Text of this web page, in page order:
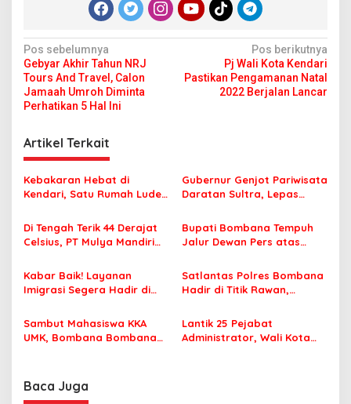
N
a
v
g
a
s
p
o
s
Pos sebelumnya
Gebyar Akhir Tahun NRJ
Tours And Travel, Calon
Jamaah Umroh Diminta
Perhatikan 5 Hal Ini
Pos berikutnya
Pj Wali Kota Kendari
Pastikan Pengamanan Natal
2022 Berjalan Lancar
Artikel Terkait
Kebakaran Hebat di
Kendari, Satu Rumah Ludes
Gubernur Genjot Pariwisata
Daratan Sultra, Lepas
Tiga Kabupaten Unggulan
Di Tengah Terik 44 Derajat
Celsius, PT Mulya Mandiri
Jamaah Tetap Sehat dan
Nyaman Beribadah
Bupati Bombana Tempuh
Jalur Dewan Pers atas
Korupsi Jembatan Cirauci II
Kabar Baik! Layanan
Imigrasi Segera Hadir di
Perlu Lagi ke Kendari
Satlantas Polres Bombana
Hadir di Titik Rawan,
Sekolah dengan Aman
Sambut Mahasiswa KKA
UMK, Bombana Bombana
Lantik 25 Pejabat
Administrator, Wali Kota
Baca Juga